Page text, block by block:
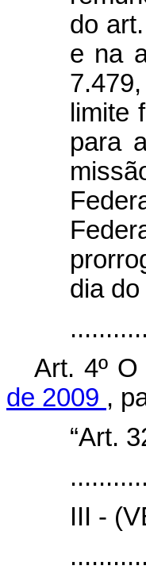
do
e na
limite
para
dia
Art. 4º
de 2009 ,
“Art.
III -